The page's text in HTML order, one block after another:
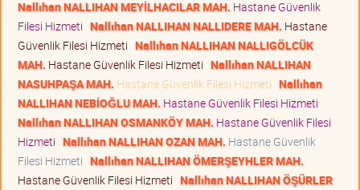
Nallıhan NALLIHAN MEYİLHACILAR MAH. Hastane Güvenlik
Filesi Hizmeti Nallıhan NALLIHAN NALLIDERE MAH. Hastane
Güvenlik Filesi Hizmeti Nallıhan NALLIHAN NALLIGÖLCÜK
MAH. Hastane Güvenlik Filesi Hizmeti Nallıhan NALLIHAN
NASUHPAŞA MAH. Hastane Güvenlik Filesi Hizmeti Nallıhan
NALLIHAN NEBİOĞLU MAH. Hastane Güvenlik Filesi Hizmeti
Nallıhan NALLIHAN OSMANKÖY MAH. Hastane Güvenlik Filesi
Hizmeti Nallıhan NALLIHAN OZAN MAH. Hastane Güvenlik
Filesi Hizmeti Nallıhan NALLIHAN ÖMERŞEYHLER MAH.
Hastane Güvenlik Filesi Hizmeti Nallıhan NALLIHAN ÖŞÜRLER